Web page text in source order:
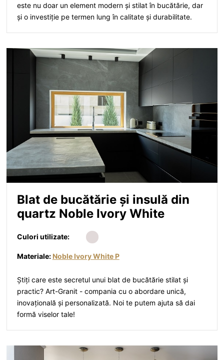
este nu doar un element modern și stilat în bucătărie, dar
și o investiție pe termen lung în calitate și durabilitate.
Blat de bucătărie și insulă din
quartz Noble Ivory White
Culori utilizate:
Materiale: Noble Ivory White P
Știți care este secretul unui blat de bucătărie stilat și
practic? Art-Granit - compania cu o abordare unică,
inovațională și personalizată. Noi te putem ajuta să dai
formă viselor tale!